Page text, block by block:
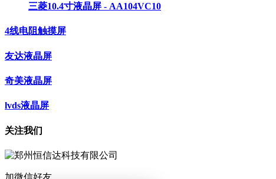
三菱10.4寸液晶屏 - AA104VC10
4线电阻触摸屏
友达液晶屏
奇美液晶屏
lvds液晶屏
关注我们
加微信好友